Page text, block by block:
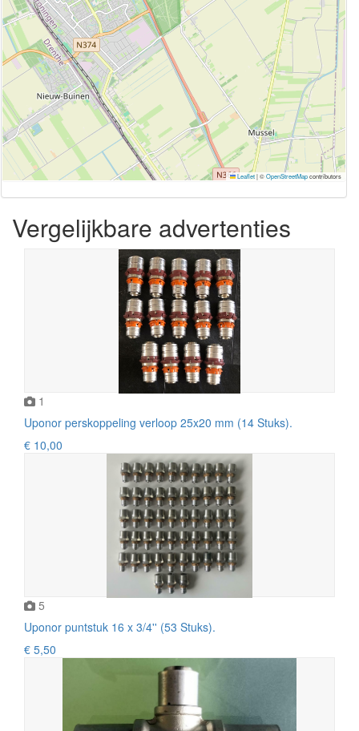
Leaflet|©OpenStreetMapcontributors
Vergelijkbare advertenties
1
Uponor perskoppeling verloop 25x20 mm (14 Stuks).
€ 10,00
5
Uponor puntstuk 16 x 3/4'' (53 Stuks).
€ 5,50